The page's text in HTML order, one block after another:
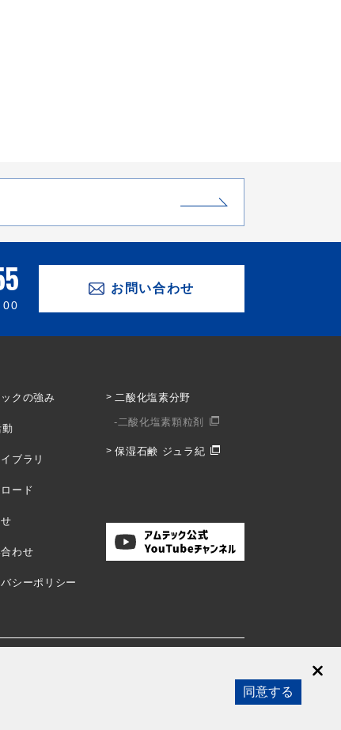
00
お問い合わせ
クの強み
ブラリ
ード
わせ
シーポリシー
二酸化塩素分野
二酸化塩素顆粒剤
保湿石鹸 ジュラ紀
同意する